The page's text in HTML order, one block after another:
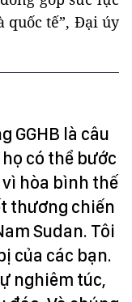
quốc tế”, Đại úy
GGHB là câu
có thể bước
hòa bình thế
thương chiến
Sudan. Tôi
của các bạn.
nghiêm túc,